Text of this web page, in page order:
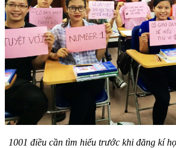
1001 điều cần tìm hiểu trước khi đăng kí